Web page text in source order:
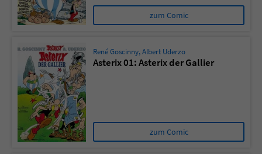
zum Comic
René Goscinny,Albert Uderzo
Asterix 01: Asterix der Gallier
zum Comic